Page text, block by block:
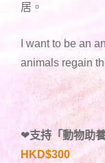
居。
I want to be an
animals regain
❤支持「動物助
HKD$300